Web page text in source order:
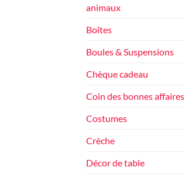
animaux
Boîtes
Boules & Suspensions
Chèque cadeau
Coin des bonnes affaires
Costumes
Crèche
Décor de table